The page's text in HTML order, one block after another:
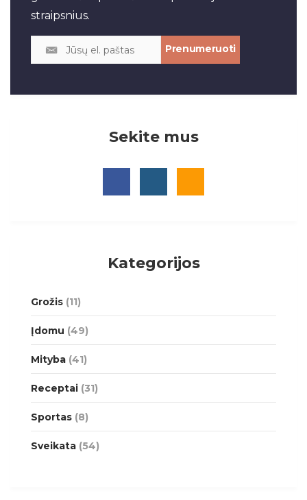
straipsnius.
Sekite mus
Kategorijos
Grožis (11)
Įdomu (49)
Mityba (41)
Receptai (31)
Sportas (8)
Sveikata (54)